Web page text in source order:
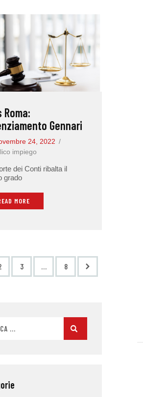
Roma:
Gennari
24, 2022
impiego
dei Conti ribalta il
grado
MORE
3 … 8